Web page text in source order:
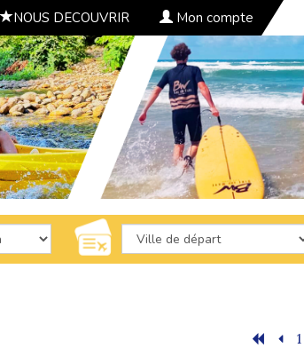
NOUS DECOUVRIR Mon compte
1